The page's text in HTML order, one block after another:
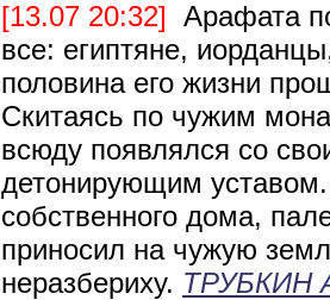
[13.07 20:32] Арафата
все: египтяне,
половина его жизни
Скитаясь по чужим
всюду появлялся со
детонирующим
собственного дома,
приносил на чужую
неразбериху. ТРУБКИН